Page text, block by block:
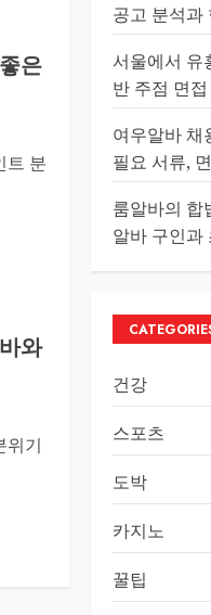
은
트 분
와
위기
공고 분석과
서울에서 유
반 주점 면
여우알바 채
필요 서류,
룸알바의 합
알바 구인과
건강
스포츠
도박
카지노
꿀팁